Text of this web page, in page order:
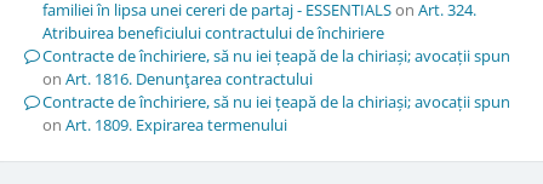
familiei în lipsa unei cereri de partaj - ESSENTIALSon Art. 324.
Atribuirea beneficiului contractului de închiriere
Contracte de închiriere, să nu iei țeapă de la chiriași; avocații spun
on Art. 1816. Denunţarea contractului
Contracte de închiriere, să nu iei țeapă de la chiriași; avocații spun
on Art. 1809. Expirarea termenului